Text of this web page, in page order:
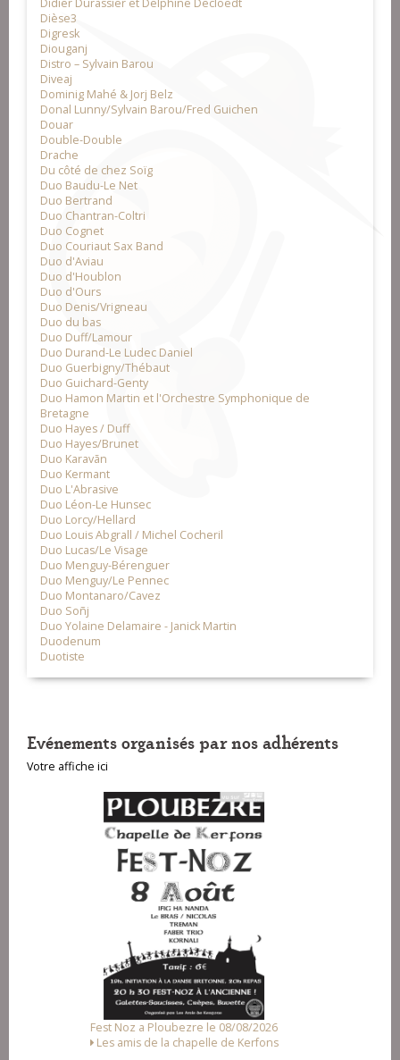
Didier Durassier et Delphine Decloedt
Dièse3
Digresk
Diouganj
Distro – Sylvain Barou
Diveaj
Dominig Mahé & Jorj Belz
Donal Lunny/Sylvain Barou/Fred Guichen
Douar
Double-Double
Drache
Du côté de chez Soïg
Duo Baudu-Le Net
Duo Bertrand
Duo Chantran-Coltri
Duo Cognet
Duo Couriaut Sax Band
Duo d'Aviau
Duo d'Houblon
Duo d'Ours
Duo Denis/Vrigneau
Duo du bas
Duo Duff/Lamour
Duo Durand-Le Ludec Daniel
Duo Guerbigny/Thébaut
Duo Guichard-Genty
Duo Hamon Martin et l'Orchestre Symphonique de
Bretagne
Duo Hayes / Duff
Duo Hayes/Brunet
Duo Karavãn
Duo Kermant
Duo L'Abrasive
Duo Léon-Le Hunsec
Duo Lorcy/Hellard
Duo Louis Abgrall / Michel Cocheril
Duo Lucas/Le Visage
Duo Menguy-Bérenguer
Duo Menguy/Le Pennec
Duo Montanaro/Cavez
Duo Soñj
Duo Yolaine Delamaire - Janick Martin
Duodenum
Duotiste
Evénements organisés par nos adhérents
Votre affiche ici
Fest-deiz ha noz a Pluzunet le 14/08/2026
Association Loc Noz